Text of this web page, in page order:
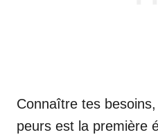
Connaître tes
peurs est la première